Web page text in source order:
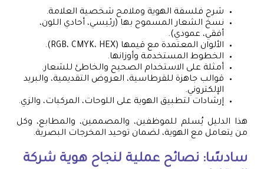
شرح فلسفة الهوية وملامح شخصية العلامة.
نسخ الشعار المسموح بها (رئيسي، أحادي اللون،
أفقي، عمودي).
الألوان المعتمدة مع قيمها (RGB، CMYK، HEX).
الخطوط المستخدمة وأوزانها.
أمثلة على الاستخدام الصحيح والخاطئ للشعار.
قوالب جاهزة للقرطاسية، العروض التقديمية، والبريد
الإلكتروني.
إرشادات لتطبيق الهوية على اللوحات، المركبات، والزي.
هذا الدليل يُسلم للموظفين، والمصممين، والمطابع، وكل
من يتعامل مع الهوية، لضمان توحيد المخرجات البصرية.
سادسًا: نصائح عملية لنجاح هوية شركة